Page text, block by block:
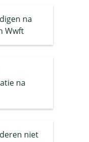
na
Wwft
na
niet